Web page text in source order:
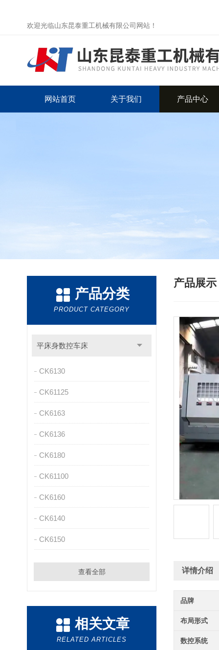
欢迎光临山东昆泰重工机械有限公司网站！
网站首页 关于我们 产品中心
产品分类
PRODUCT CATEGORY
平床身数控车床
CK6130
CK61125
CK6163
CK6136
CK6180
CK61100
CK6160
CK6140
CK6150
查看全部
相关文章
RELATED ARTICLES
产品展示
详情介绍
品牌
布局形式
数控系统